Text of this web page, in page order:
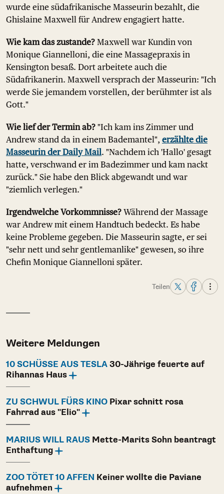
wurde eine südafrikanische Masseurin bezahlt, die
Ghislaine Maxwell für Andrew engagiert hatte.
Wie kam das zustande? Maxwell war Kundin von
Monique Giannelloni, die eine Massagepraxis in
Kensington besaß. Dort arbeitete auch die
Südafrikanerin. Maxwell versprach der Masseurin: "Ich
werde Sie jemandem vorstellen, der berühmter ist als
Gott."
Wie lief der Termin ab? "Ich kam ins Zimmer und
Andrew stand da in einem Bademantel", erzählte die
Masseurin der Daily Mail. "Nachdem ich 'Hallo' gesagt
hatte, verschwand er im Badezimmer und kam nackt
zurück." Sie habe den Blick abgewandt und war
"ziemlich verlegen."
Irgendwelche Vorkommnisse? Während der Massage
war Andrew mit einem Handtuch bedeckt. Es habe
keine Probleme gegeben. Die Masseurin sagte, er sei
"sehr nett und sehr gentlemanlike" gewesen, so ihre
Chefin Monique Giannelloni später.
Teilen
Weitere Meldungen
10 SCHÜSSE AUS TESLA 30-Jährige feuerte auf
Rihannas Haus
ZU SCHWUL FÜRS KINO Pixar schnitt rosa
Fahrrad aus "Elio"
MARIUS WILL RAUS Mette-Marits Sohn beantragt
Enthaftung
ZOO TÖTET 10 AFFEN Keiner wollte die Paviane
aufnehmen